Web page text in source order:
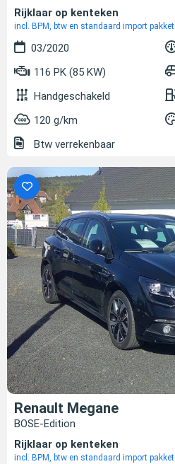
Rijklaar op kenteken
incl. BPM, btw en standaard import pakket
03/2020
116 PK (85 KW)
Handgeschakeld
120 g/km
Btw verrekenbaar
Renault Megane
BOSE-Edition
Rijklaar op kenteken
incl. BPM, btw en standaard import pakket